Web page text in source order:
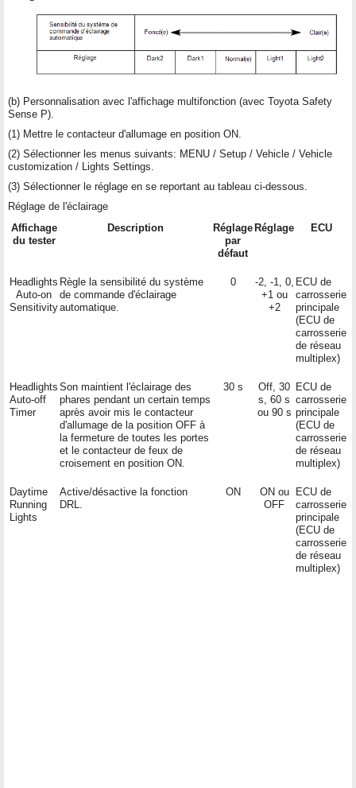
(b) Personnalisation avec l'affichage multifonction (avec Toyota Safety
Sense P).
(1) Mettre le contacteur d'allumage en position ON.
(2) Sélectionner les menus suivants: MENU / Setup / Vehicle / Vehicle
customization / Lights Settings.
(3) Sélectionner le réglage en se reportant au tableau ci-dessous.
Réglage de l'éclairage
Affichage
du tester
Description
Réglage
par
défaut
Réglage ECU
Headlights
Auto-on
Sensitivity
Règle la sensibilité du système
de commande d'éclairage
automatique.
0
-2, -1, 0,
+1 ou
+2
ECU de
carrosserie
principale
(ECU de
carrosserie
de réseau
multiplex)
Headlights
Auto-off
Timer
Son maintient l'éclairage des
phares pendant un certain temps
après avoir mis le contacteur
d'allumage de la position OFF à
la fermeture de toutes les portes
et le contacteur de feux de
croisement en position ON.
30 s
Off, 30
s, 60 s
ou 90 s
ECU de
carrosserie
principale
(ECU de
carrosserie
de réseau
multiplex)
Daytime
Running
Lights
Active/désactive la fonction
DRL.
ON
ON ou
OFF
ECU de
carrosserie
principale
(ECU de
carrosserie
de réseau
multiplex)